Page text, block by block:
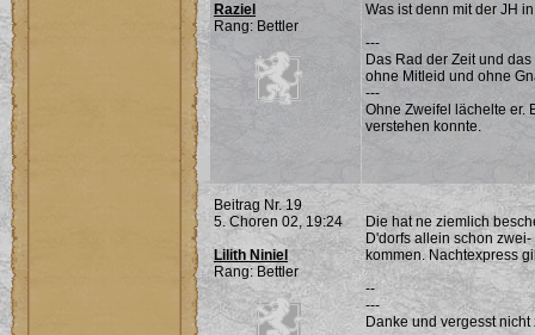
Raziel
Rang: Bettler
Was ist denn mit der JH
---
Das Rad der Zeit und
ohne Mitleid und ohne
---
Ohne Zweifel lächelte er.
verstehen konnte.
Beitrag Nr. 19
5. Choren 02, 19:24
Lilith Niniel
Rang: Bettler
Die hat ne ziemlich
D'dorfs allein schon
kommen. Nachtexpress
--
---
Danke und vergesst